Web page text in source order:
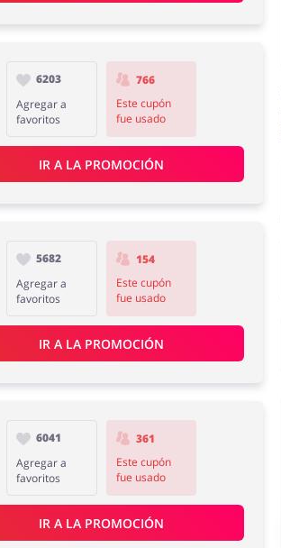
6203
Agregar a
favoritos
766
Este cupón
fue usado
IR A LA PROMOCIÓN
5682
Agregar a
favoritos
154
Este cupón
fue usado
IR A LA PROMOCIÓN
6041
Agregar a
favoritos
361
Este cupón
fue usado
IR A LA PROMOCIÓN